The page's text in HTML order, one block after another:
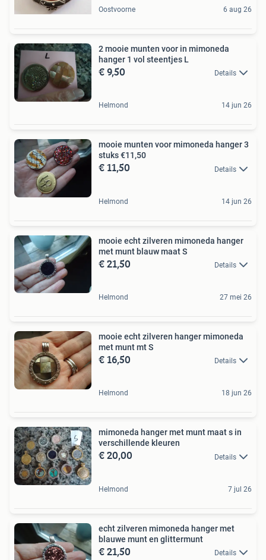
Oostvoorne 6 aug 26
2 mooie munten voor in mimoneda
hanger 1 vol steentjes L
€ 9,50 Details
Helmond 14 jun 26
mooie munten voor mimoneda hanger 3
stuks €11,50
€ 11,50 Details
Helmond 14 jun 26
mooie echt zilveren mimoneda hanger
met munt blauw maat S
€ 21,50 Details
Helmond 27 mei 26
mooie echt zilveren hanger mimoneda
met munt mt S
€ 16,50 Details
Helmond 18 jun 26
mimoneda hanger met munt maat s in
verschillende kleuren
€ 20,00 Details
Helmond 7 jul 26
echt zilveren mimoneda hanger met
blauwe munt en glittermunt
€ 21,50 Details